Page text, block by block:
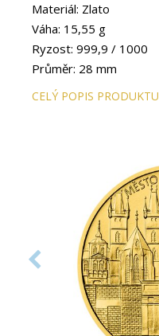
Materiál: Zlato
Váha: 15,55 g
Ryzost: 999,9 / 1000
Průměr: 28 mm
Provedení: STANDARD
CELÝ POPIS PRODUKTU